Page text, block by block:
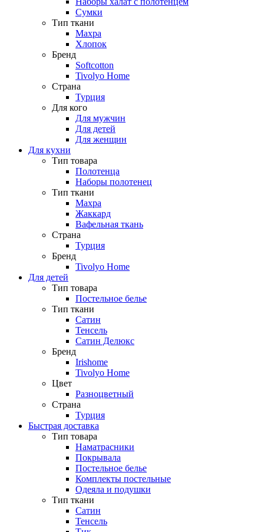
Сумки
Тип ткани
Махра
Хлопок
Бренд
Softcotton
Tivolyo Home
Страна
Турция
Для кого
Для мужчин
Для детей
Для женщин
Для кухни
Тип товара
Полотенца
Наборы полотенец
Тип ткани
Махра
Жаккард
Вафельная ткань
Страна
Турция
Бренд
Tivolyo Home
Для детей
Тип товара
Постельное белье
Тип ткани
Сатин
Тенсель
Сатин Делюкс
Бренд
Irishome
Tivolyo Home
Цвет
Разноцветный
Страна
Турция
Быстрая доставка
Тип товара
Наматрасники
Покрывала
Постельное белье
Комплекты постельные
Одеяла и подушки
Тип ткани
Сатин
Тенсель